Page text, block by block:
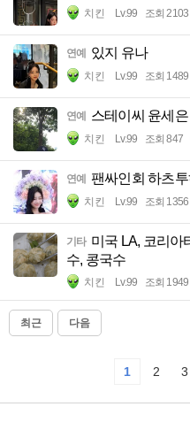
치킨 Lv.99 조회 2103
연예 있지 유나
치킨 Lv.99 조회 1489
연예 스테이씨 윤세은
치킨 Lv.99 조회 847
연예 팬싸인회 하츠
치킨 Lv.99 조회 1356
기타 미국 LA, 코리아
수, 콩국수
치킨 Lv.99 조회 1949
최근 다음
1 2 3